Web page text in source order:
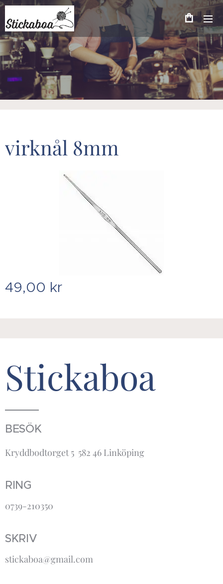
virknål 8mm
49,00 kr
Stickaboa
BESÖK
Kryddbodtorget 5 582 46 Linköping
RING
0739-210350
SKRIV
stickaboa@gmail.com